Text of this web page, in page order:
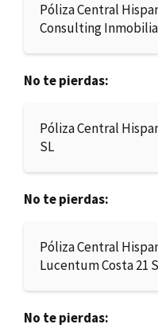
Póliza Central
Consulting
No te pierdas:
Póliza Central
SL
No te pierdas:
Póliza Central
Lucentum Costa 21
No te pierdas: